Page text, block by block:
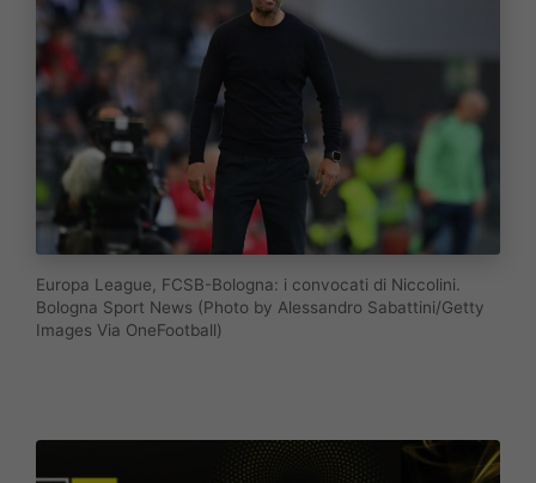
Europa League, FCSB-Bologna: i convocati di Niccolini.
Bologna Sport News (Photo by Alessandro Sabattini/Getty
Images Via OneFootball)